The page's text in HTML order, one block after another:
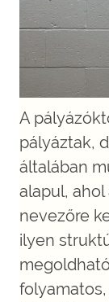
A
pályáztak,
általában
alapul,
nevezőre
ilyen